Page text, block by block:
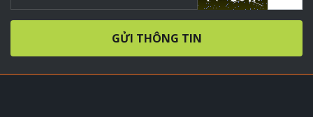
GỬI THÔNG TIN